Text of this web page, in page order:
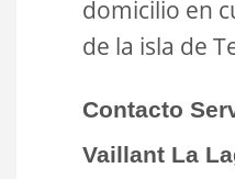
domicilio en
de la isla de
Contacto
Vaillant La